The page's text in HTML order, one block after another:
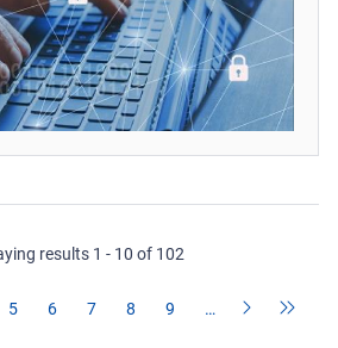
results 1 - 10 of 102
5 6 7 8 9 …